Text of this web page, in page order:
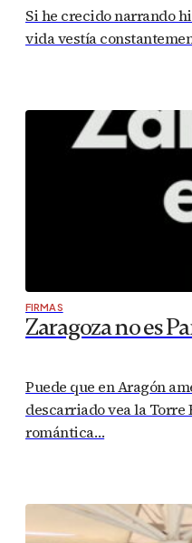
Si he crecido narrando
vida vestía
FIRMAS
Zaragoza no es
Puede que en Aragón
descarriado vea la Torre
romántica…